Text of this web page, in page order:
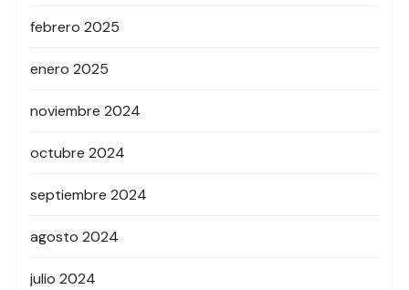
febrero 2025
enero 2025
noviembre 2024
octubre 2024
septiembre 2024
agosto 2024
julio 2024